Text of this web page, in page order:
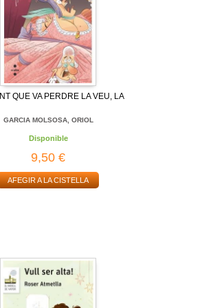
QUE VA PERDRE LA VEU, LA
GARCIA MOLSOSA, ORIOL
Disponible
9,50 €
AFEGIR A LA CISTELLA